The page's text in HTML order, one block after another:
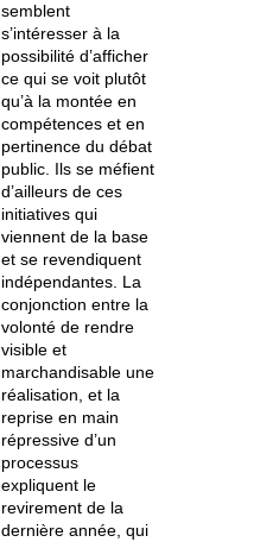
semblent
s’intéresser à la
possibilité d’afficher
ce qui se voit plutôt
qu’à la montée en
compétences et en
pertinence du débat
public. Ils se méfient
d’ailleurs de ces
initiatives qui
viennent de la base
et se revendiquent
indépendantes. La
conjonction entre la
volonté de rendre
visible et
marchandisable une
réalisation, et la
reprise en main
répressive d’un
processus
expliquent le
revirement de la
dernière année, qui